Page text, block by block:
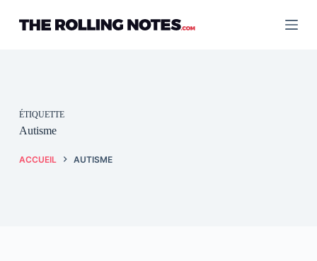
contenu
ÉTIQUETTE
Autisme
ACCUEIL AUTISME